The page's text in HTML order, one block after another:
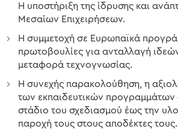
Η υποστήριξη της ίδρυσης και
Μεσαίων Επιχειρήσεων.
Η συμμετοχή σε Ευρωπαϊκά
πρωτοβουλίες για ανταλλαγή
μεταφορά τεχνογνωσίας.
Η συνεχής παρακολούθηση, η
των εκπαιδευτικών προγραμμάτων
στάδιο του σχεδιασμού έως την
παροχή τους στους αποδέκτες τους.